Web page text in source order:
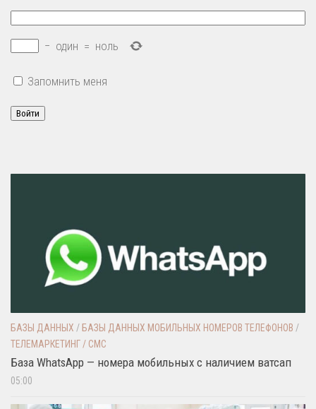
− один = ноль
Запомнить меня
Войти
БАЗЫ ДАННЫХ / БАЗЫ ДАННЫХ МОБИЛЬНЫХ НОМЕРОВ ТЕЛЕФОНОВ /
ТЕЛЕМАРКЕТИНГ / СМС
База WhatsApp — номера мобильных с наличием ватсап
05:00